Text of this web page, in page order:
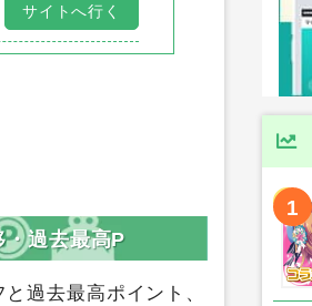
サイトへ行く
過去最高P
過去最高ポイント、
1